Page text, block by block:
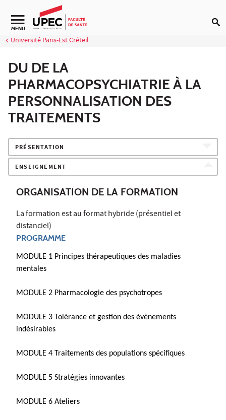
Aller au contenu
Navigation secondaire
MENU
Université Paris-Est Créteil
DU DE LA
PHARMACOPSYCHIATRIE À LA
PERSONNALISATION DES
TRAITEMENTS
PRÉSENTATION
ENSEIGNEMENT
ORGANISATION DE LA FORMATION
La formation est au format hybride (présentiel et
distanciel)
PROGRAMME
MODULE 1 Principes thérapeutiques des maladies
mentales
MODULE 2 Pharmacologie des psychotropes
MODULE 3 Tolérance et gestion des évènements
indésirables
MODULE 4 Traitements des populations spécifiques
MODULE 5 Stratégies innovantes
MODULE 6 Ateliers